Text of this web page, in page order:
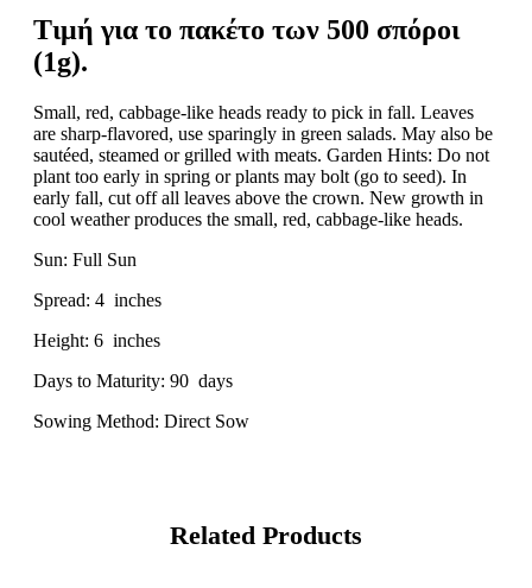
Τιμή για το πακέτο των 500 σπόροι
(1g).
Small, red, cabbage-like heads ready to pick in fall. Leaves
are sharp-flavored, use sparingly in green salads. May also be
sautéed, steamed or grilled with meats. Garden Hints: Do not
plant too early in spring or plants may bolt (go to seed). In
early fall, cut off all leaves above the crown. New growth in
cool weather produces the small, red, cabbage-like heads.
Sun: Full Sun
Spread: 4 inches
Height: 6 inches
Days to Maturity: 90 days
Sowing Method: Direct Sow
Related Products